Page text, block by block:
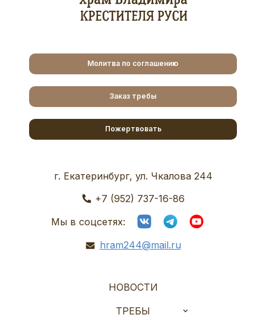
Молитва по соглашению
Заказ требы
Пожертвовать
г. Екатеринбург, ул. Чкалова 244
+7 (952) 737-16-86
Мы в соцсетях:
hram244@mail.ru
НОВОСТИ
ТРЕБЫ